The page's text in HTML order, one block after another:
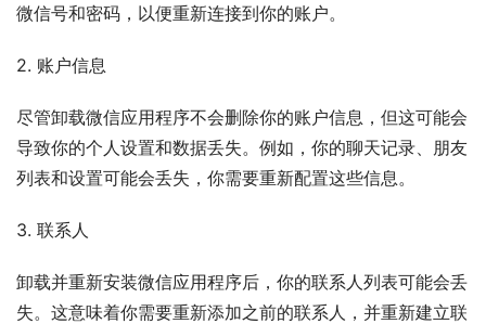
微信号和密码，以便重新连接到你的账户。
2. 账户信息
尽管卸载微信应用程序不会删除你的账户信息，但这可能会
导致你的个人设置和数据丢失。例如，你的聊天记录、朋友
列表和设置可能会丢失，你需要重新配置这些信息。
3. 联系人
卸载并重新安装微信应用程序后，你的联系人列表可能会丢
失。这意味着你需要重新添加之前的联系人，并重新建立联